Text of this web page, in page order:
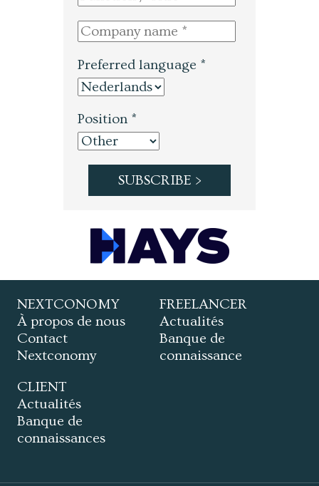
Preferred language *
Position *
NEXTCONOMY
À propos de nous
Contact
Nextconomy
FREELANCER
Actualités
Banque de
connaissance
CLIENT
Actualités
Banque de
connaissances